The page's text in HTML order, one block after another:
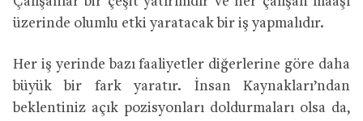
üzerinde olumlu etki yaratacak bir iş yapmalıdır.
Her iş yerinde bazı faaliyetler diğerlerine göre daha
büyük bir fark yaratır. İnsan Kaynakları’ndan
beklentiniz açık pozisyonları doldurmaları olsa da,